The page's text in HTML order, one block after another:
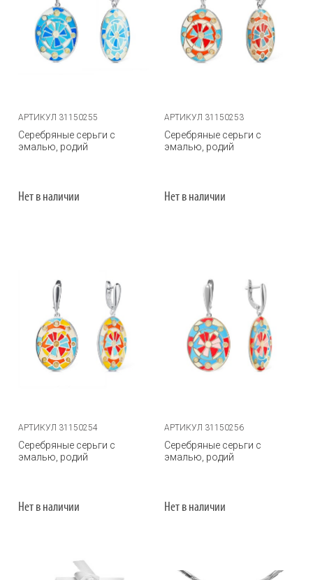
АРТИКУЛ 31150255
Серебряные серьги с
эмалью, родий
Нет в наличии
АРТИКУЛ 31150253
Серебряные серьги с
эмалью, родий
Нет в наличии
АРТИКУЛ 31150254
Серебряные серьги с
эмалью, родий
Нет в наличии
АРТИКУЛ 31150256
Серебряные серьги с
эмалью, родий
Нет в наличии